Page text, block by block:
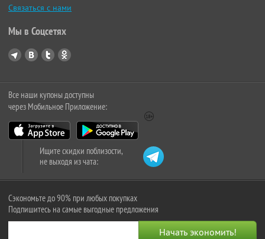
Связаться с нами
Мы в Соцсетях
Все наши купоны доступны
через Мобильное Приложение:
Ищите скидки поблизости,
не выходя из чата:
Сэкономьте до 90% при любых покупках
Подпишитесь на самые выгодные предложения